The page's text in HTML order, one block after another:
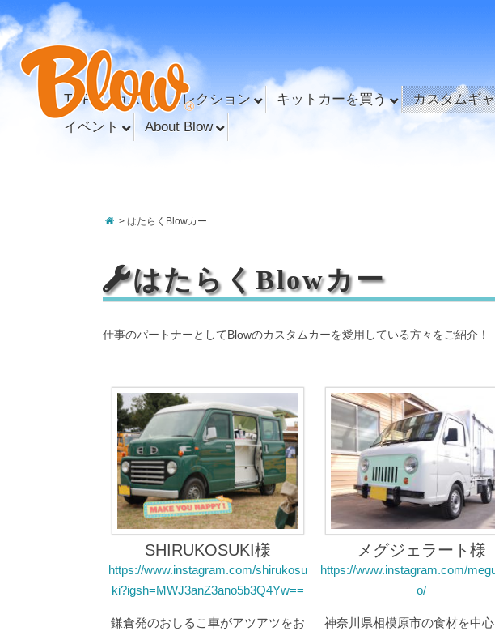
TOP カスタムコレクション キットカーを買う カスタムギ
イベント
About Blow
> はたらくBlowカー
はたらくBlowカー
仕事のパートナーとしてBlowのカスタムカーを愛用している方々をご紹介！
SHIRUKOSUKI様
https://www.instagram.com/shirukosu
ki?igsh=MWJ3anZ3ano5b3Q4Yw==
鎌倉発のおしるこ車がアツアツをお
メグジェラート様
https://www.instagram.com/
o/
神奈川県相模原市の食材を中心